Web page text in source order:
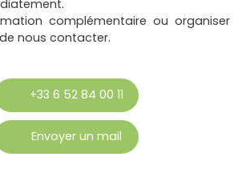
complémentaire ou organiser
nous contacter.
+33 6 52 84 00 11
Envoyer un mail